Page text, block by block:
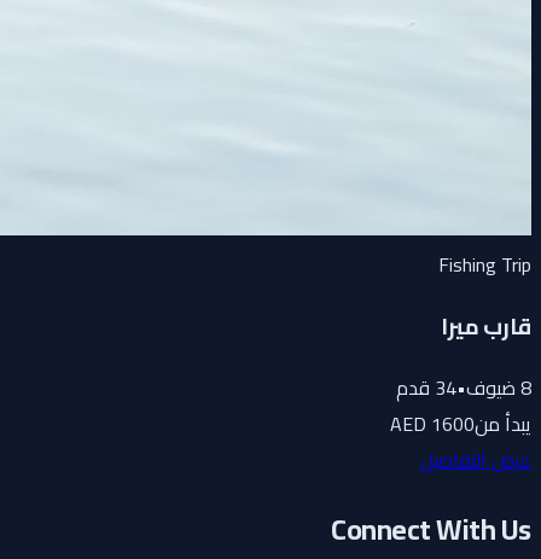
Fishing Trip
قارب ميرا
8ضيوف•
34 قدم
يبدأ من1600 AED
عرض التفاصيل
Connect With Us